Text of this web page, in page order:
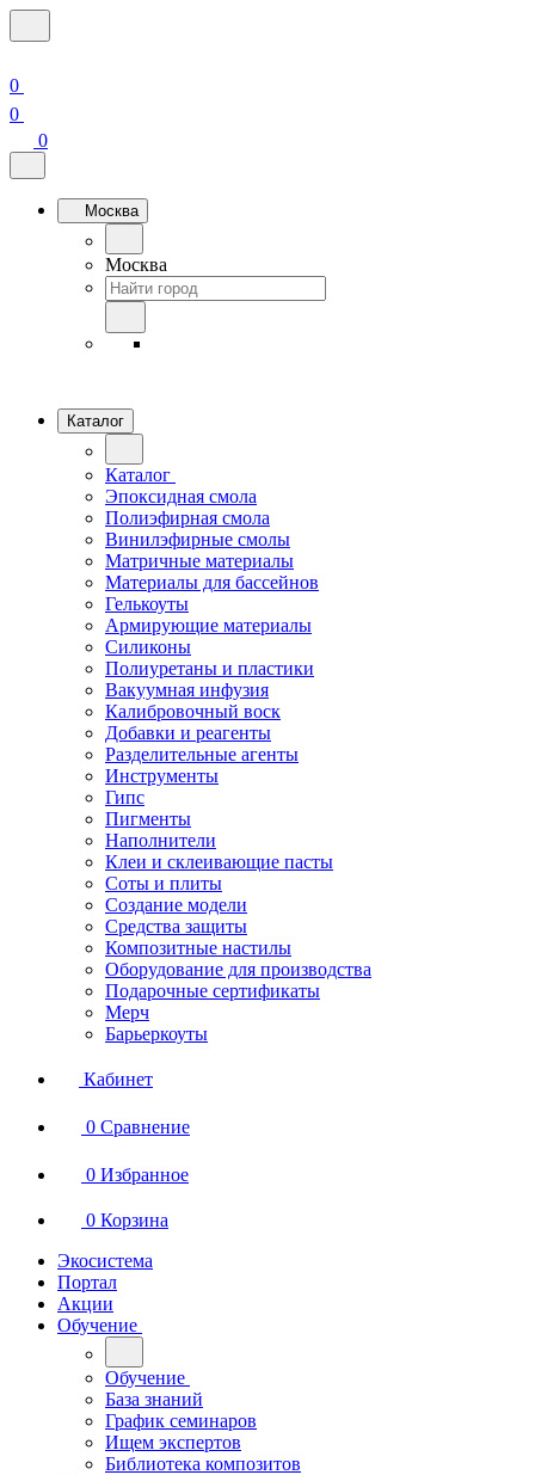
0
0
0
Москва
Москва
Каталог
Каталог
Эпоксидная смола
Полиэфирная смола
Винилэфирные смолы
Матричные материалы
Материалы для бассейнов
Гелькоуты
Армирующие материалы
Силиконы
Полиуретаны и пластики
Вакуумная инфузия
Калибровочный воск
Добавки и реагенты
Разделительные агенты
Инструменты
Гипс
Пигменты
Наполнители
Клеи и склеивающие пасты
Соты и плиты
Создание модели
Средства защиты
Композитные настилы
Оборудование для производства
Подарочные сертификаты
Мерч
Барьеркоуты
Кабинет
0 Сравнение
0 Избранное
0 Корзина
Экосистема
Портал
Акции
Обучение
Обучение
База знаний
График семинаров
Ищем экспертов
Библиотека композитов